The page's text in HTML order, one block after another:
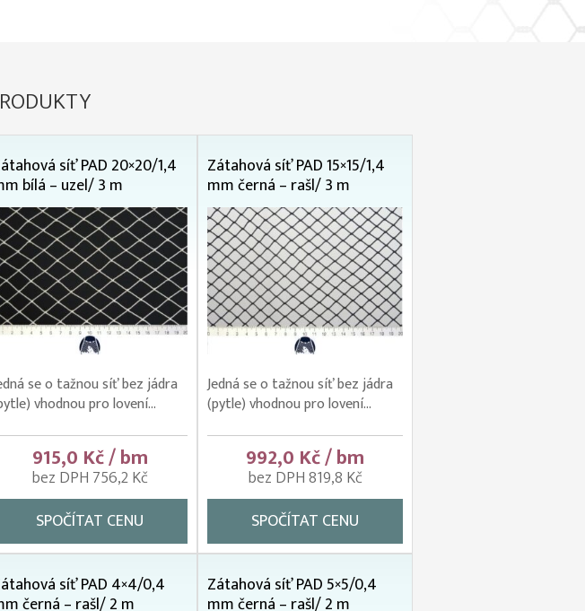
síť PAD 20×20/1,4
bílá – uzel/ 3 m
se o tažnou síť bez jádra
vhodnou pro lovení...
915,0 Kč / bm
bez DPH 756,2 Kč
SPOČÍTAT CENU
Zátahová síť PAD 15×15/1,4
mm černá – rašl/ 3 m
Jedná se o tažnou síť bez jádra
(pytle) vhodnou pro lovení...
992,0 Kč / bm
bez DPH 819,8 Kč
SPOČÍTAT CENU
síť PAD 4×4/0,4
černá – rašl/ 2 m
Zátahová síť PAD 5×5/0,4
mm černá – rašl/ 2 m